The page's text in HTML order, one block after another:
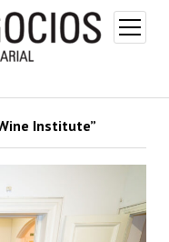
abrir
menú
Institute”